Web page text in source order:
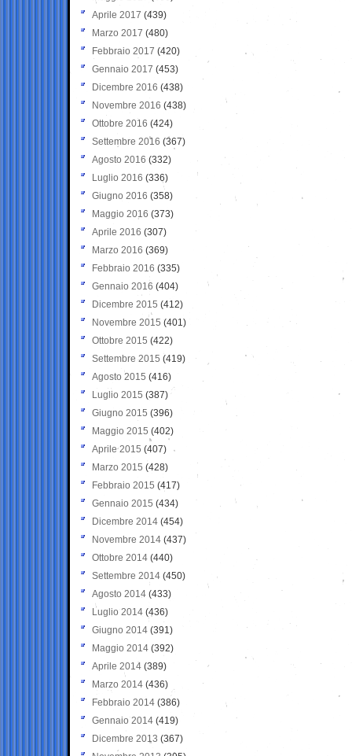
Aprile 2017 (439)
Marzo 2017 (480)
Febbraio 2017 (420)
Gennaio 2017 (453)
Dicembre 2016 (438)
Novembre 2016 (438)
Ottobre 2016 (424)
Settembre 2016 (367)
Agosto 2016 (332)
Luglio 2016 (336)
Giugno 2016 (358)
Maggio 2016 (373)
Aprile 2016 (307)
Marzo 2016 (369)
Febbraio 2016 (335)
Gennaio 2016 (404)
Dicembre 2015 (412)
Novembre 2015 (401)
Ottobre 2015 (422)
Settembre 2015 (419)
Agosto 2015 (416)
Luglio 2015 (387)
Giugno 2015 (396)
Maggio 2015 (402)
Aprile 2015 (407)
Marzo 2015 (428)
Febbraio 2015 (417)
Gennaio 2015 (434)
Dicembre 2014 (454)
Novembre 2014 (437)
Ottobre 2014 (440)
Settembre 2014 (450)
Agosto 2014 (433)
Luglio 2014 (436)
Giugno 2014 (391)
Maggio 2014 (392)
Aprile 2014 (389)
Marzo 2014 (436)
Febbraio 2014 (386)
Gennaio 2014 (419)
Dicembre 2013 (367)